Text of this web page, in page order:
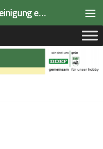
Sächsische Modellbahner-Vereinigung e.V.